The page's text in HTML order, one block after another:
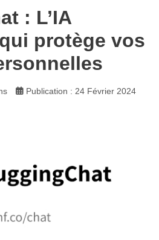
: L’IA
protège vos
Publication : 24 Février 2024